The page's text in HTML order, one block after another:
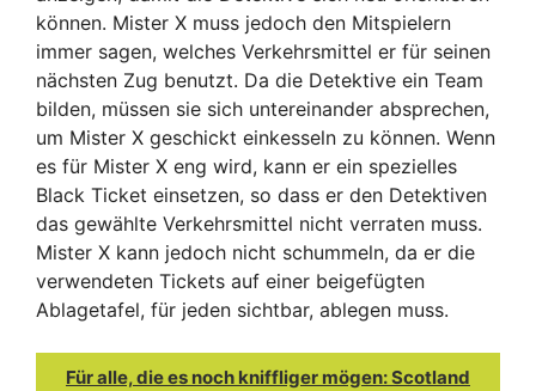
können. Mister X muss jedoch den Mitspielern
immer sagen, welches Verkehrsmittel er für seinen
nächsten Zug benutzt. Da die Detektive ein Team
bilden, müssen sie sich untereinander absprechen,
um Mister X geschickt einkesseln zu können. Wenn
es für Mister X eng wird, kann er ein spezielles
Black Ticket einsetzen, so dass er den Detektiven
das gewählte Verkehrsmittel nicht verraten muss.
Mister X kann jedoch nicht schummeln, da er die
verwendeten Tickets auf einer beigefügten
Ablagetafel, für jeden sichtbar, ablegen muss.
Für alle, die es noch kniffliger mögen: Scotland